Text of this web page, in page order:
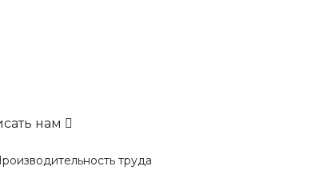
нам